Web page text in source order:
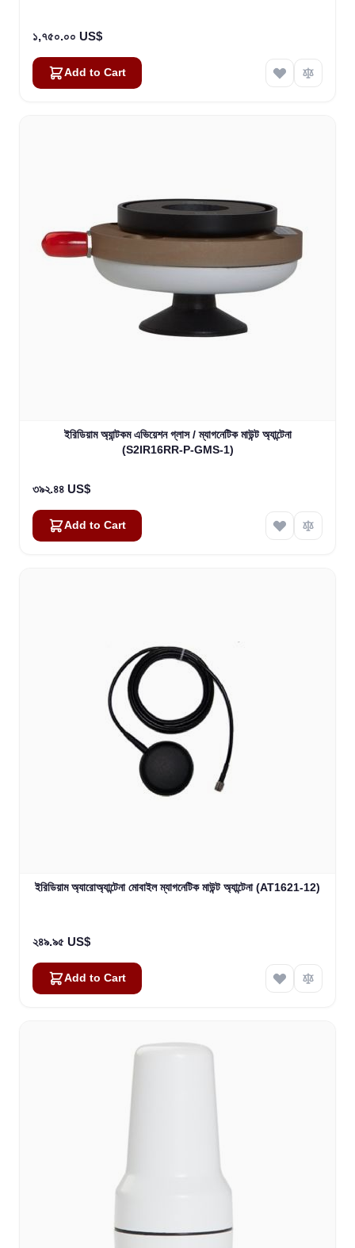
১,৭৫০.০০ US$
Add to Cart
ইরিডিয়াম অ্যান্টকম এভিয়েশন গ্লাস / ম্যাগনেটিক মাউন্ট অ্যান্টেনা
(S2IR16RR-P-GMS-1)
৩৯২.৪৪ US$
Add to Cart
ইরিডিয়াম অ্যারোঅ্যান্টেনা মোবাইল ম্যাগনেটিক মাউন্ট অ্যান্টেনা (AT1621-12)
২৪৯.৯৫ US$
Add to Cart